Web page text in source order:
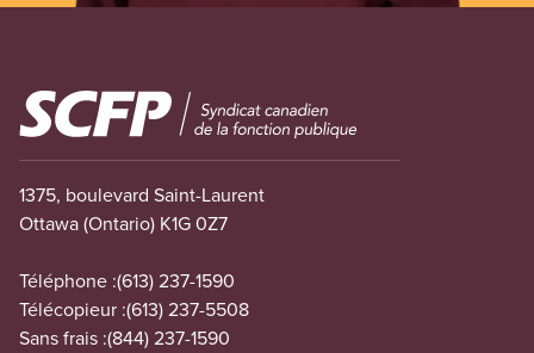
Image
1375, boulevard Saint-Laurent
Ottawa (Ontario) K1G 0Z7
Téléphone :(613) 237-1590
Télécopieur :(613) 237-5508
Sans frais :(844) 237-1590